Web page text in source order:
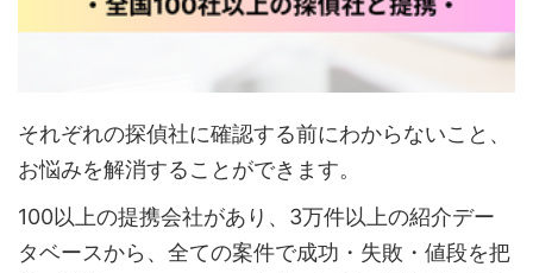
それぞれの探偵社に確認する前にわからないこと、
お悩みを解消することができます。
100以上の提携会社があり、3万件以上の紹介デー
タベースから、全ての案件で成功・失敗・値段を把